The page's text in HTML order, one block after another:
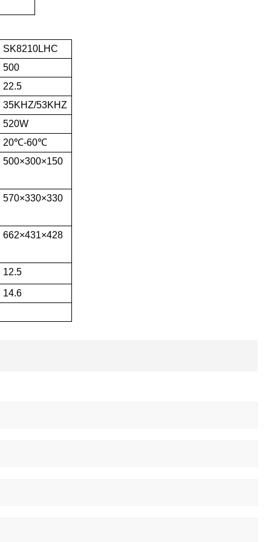
SK8210LHC
500
22.5
35KHZ/53KHZ
520W
20℃-60℃
500×300×150
570×330×330
662×431×428
12.5
14.6